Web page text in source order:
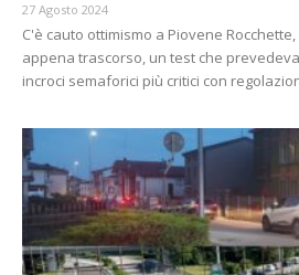
27 Agosto 2024
C'è cauto ottimismo a Piovene
appena trascorso, un test che
incroci semaforici più critici con